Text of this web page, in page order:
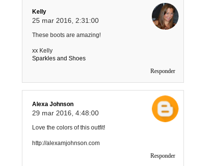
Kelly
25 mar 2016, 2:31:00
These boots are amazing!
xx Kelly
Sparkles and Shoes
Responder
Alexa Johnson
29 mar 2016, 4:48:00
Love the colors of this outfit!
http://alexamjohnson.com
Responder